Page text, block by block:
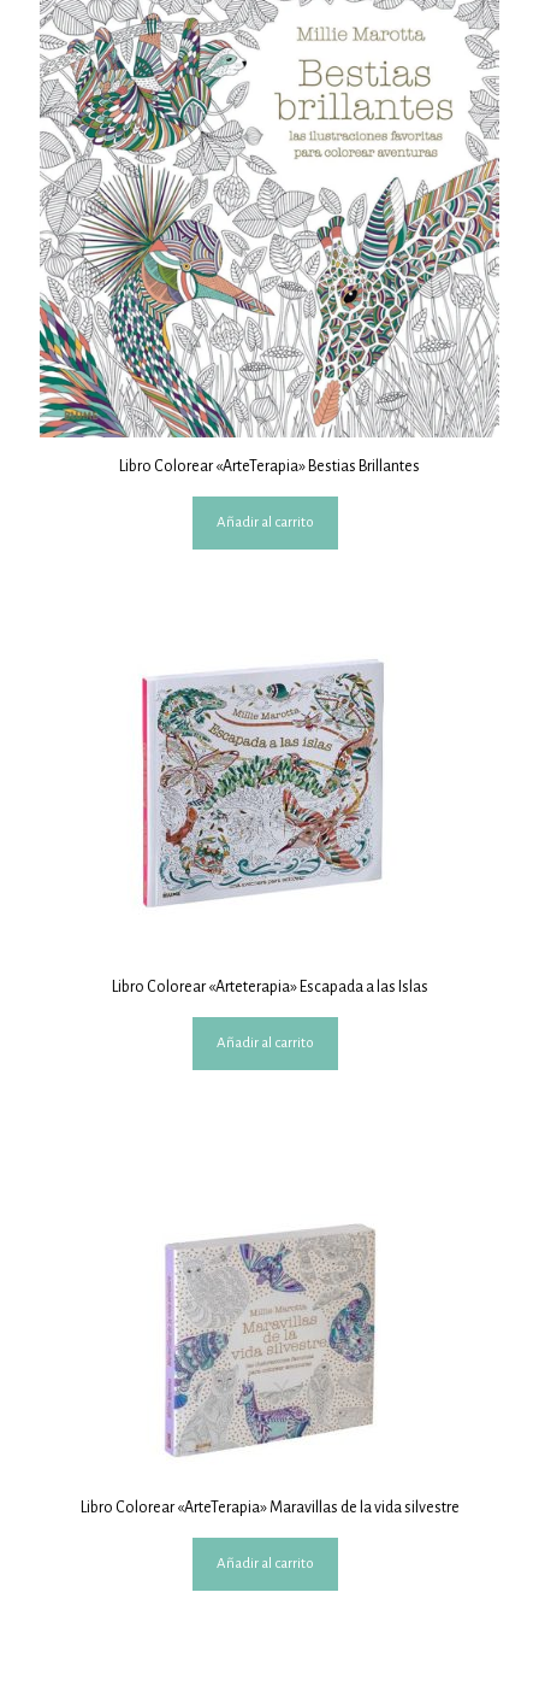
Libro Colorear «ArteTerapia» Bestias Brillantes
Añadir al carrito
Libro Colorear «Arteterapia» Escapada a las Islas
Añadir al carrito
Libro Colorear «ArteTerapia» Maravillas de la vida silvestre
Añadir al carrito